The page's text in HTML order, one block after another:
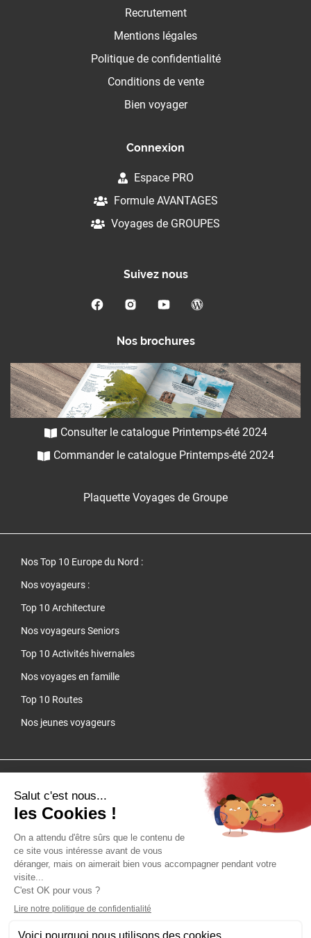
Recrutement
Mentions légales
Politique de confidentialité
Conditions de vente
Bien voyager
Connexion
Espace PRO
Formule AVANTAGES
Voyages de GROUPES
Suivez nous
Nos brochures
Consulter le catalogue Printemps-été 2024
Commander le catalogue Printemps-été 2024
Plaquette Voyages de Groupe
Nos Top 10 Europe du Nord :
Nos voyageurs :
Top 10 Architecture
Nos voyageurs Seniors
Top 10 Activités hivernales
Nos voyages en famille
Top 10 Routes
Nos jeunes voyageurs
Cliquez-ici pour modifier vos préférences en matière de cookies